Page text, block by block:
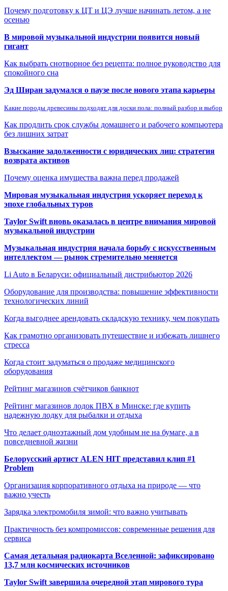
Почему подготовку к ЦТ и ЦЭ лучше начинать летом, а не
осенью
В мировой музыкальной индустрии появится новый
гигант
Как выбрать снотворное без рецепта: полное руководство для
спокойного сна
Эд Ширан задумался о паузе после нового этапа карьеры
Какие породы древесины подходят для доски пола: полный разбор и выбор
Как продлить срок службы домашнего и рабочего компьютера
без лишних затрат
Взыскание задолженности с юридических лиц: стратегия
возврата активов
Почему оценка имущества важна перед продажей
Мировая музыкальная индустрия ускоряет переход к
эпохе глобальных туров
Taylor Swift вновь оказалась в центре внимания мировой
музыкальной индустрии
Музыкальная индустрия начала борьбу с искусственным
интеллектом — рынок стремительно меняется
Li Auto в Беларуси: официальный дистрибьютор 2026
Оборудование для производства: повышение эффективности
технологических линий
Когда выгоднее арендовать складскую технику, чем покупать
Как грамотно организовать путешествие и избежать лишнего
стресса
Когда стоит задуматься о продаже медицинского
оборудования
Рейтинг магазинов счётчиков банкнот
Рейтинг магазинов лодок ПВХ в Минске: где купить
надежную лодку для рыбалки и отдыха
Что делает одноэтажный дом удобным не на бумаге, а в
повседневной жизни
Белорусский артист ALEN HIT представил клип #1
Problem
Организация корпоративного отдыха на природе — что
важно учесть
Зарядка электромобиля зимой: что важно учитывать
Практичность без компромиссов: современные решения для
сервиса
Самая детальная радиокарта Вселенной: зафиксировано
13,7 млн космических источников
Taylor Swift завершила очередной этап мирового тура